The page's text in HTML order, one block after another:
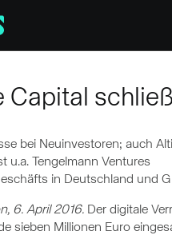
Capital
bei Neuinvestoren; auch
u.a. Tengelmann Ventures
in Deutschland und
6. April 2016. Der digitale
sieben Millionen Euro